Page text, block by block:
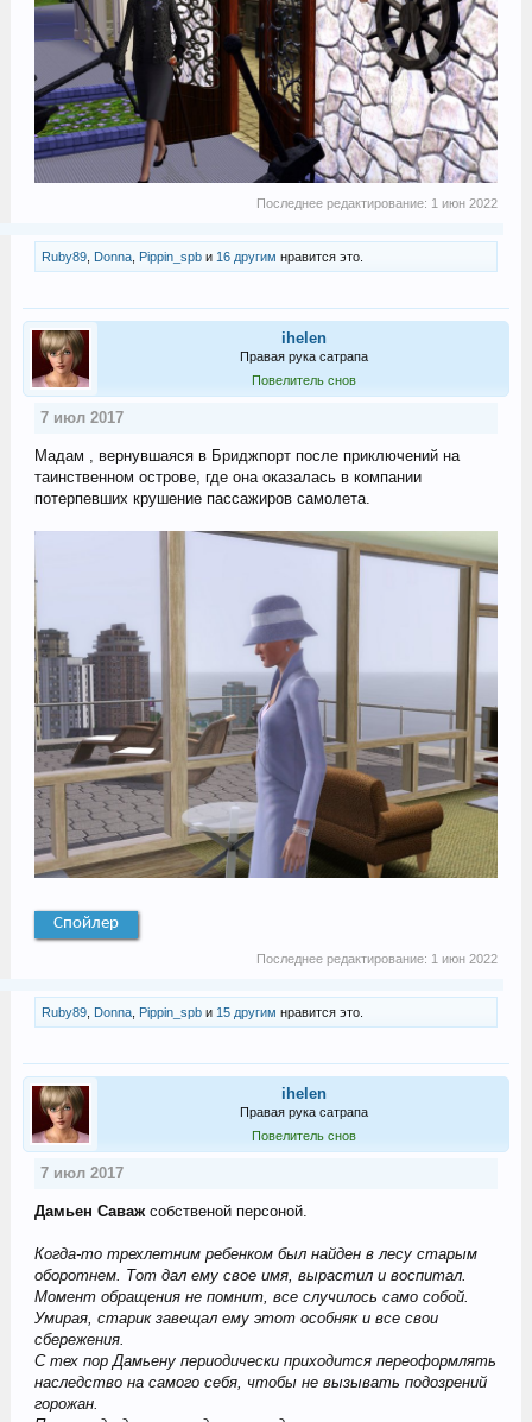
Последнее редактирование: 1 июн 2022
Ruby89, Donna, Pippin_spbи 16 другим нравится это.
ihelen
Правая рука сатрапа
Повелитель снов
7 июл 2017
Мадам , вернувшаяся в Бриджпорт после приключений на
таинственном острове, где она оказалась в компании
потерпевших крушение пассажиров самолета.
Спойлер
Последнее редактирование: 1 июн 2022
Ruby89, Donna, Pippin_spbи 15 другим нравится это.
ihelen
Правая рука сатрапа
Повелитель снов
7 июл 2017
Дамьен Саважсобственой персоной.
Когда-то трехлетним ребенком был найден в лесу старым
оборотнем. Тот дал ему свое имя, вырастил и воспитал.
Момент обращения не помнит, все случилось само собой.
Умирая, старик завещал ему этот особняк и все свои
сбережения.
С тех пор Дамьену периодически приходится переоформлять
наследство на самого себя, чтобы не вызывать подозрений
горожан.